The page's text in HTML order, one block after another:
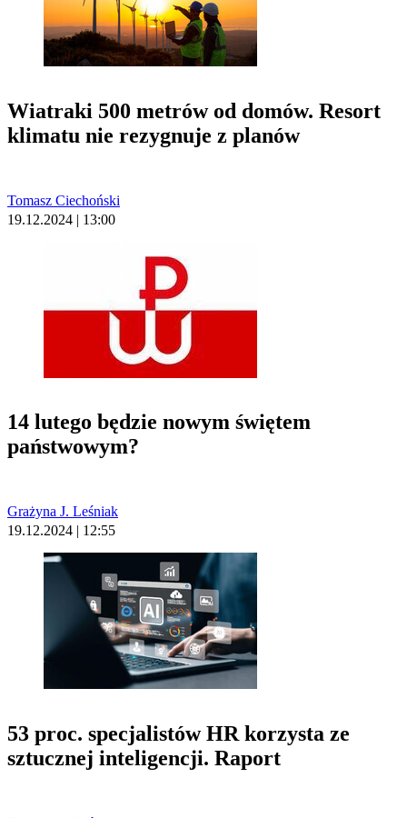
Wiatraki 500 metrów od domów. Resort
klimatu nie rezygnuje z planów
Tomasz Ciechoński
19.12.2024 | 13:00
14 lutego będzie nowym świętem
państwowym?
Grażyna J. Leśniak
19.12.2024 | 12:55
53 proc. specjalistów HR korzysta ze
sztucznej inteligencji. Raport